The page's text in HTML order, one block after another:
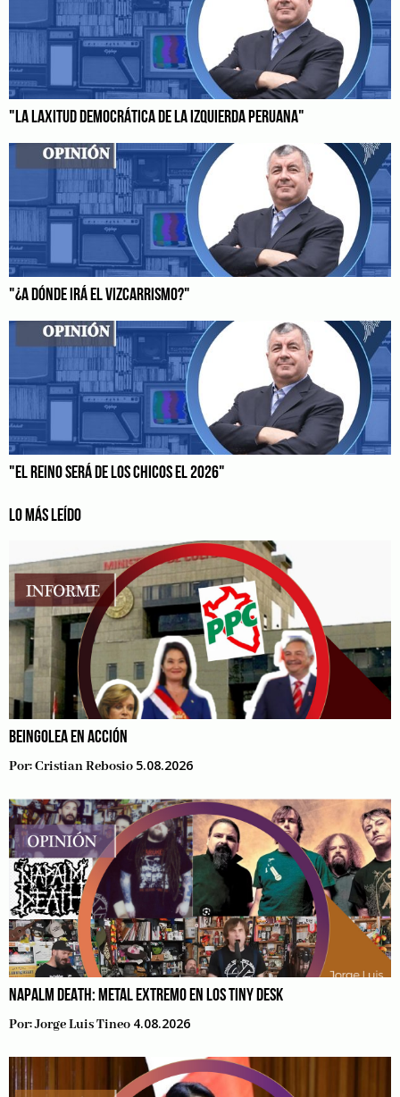
"LA LAXITUD DEMOCRÁTICA DE LA IZQUIERDA PERUANA"
"¿A DÓNDE IRÁ EL VIZCARRISMO?"
"EL REINO SERÁ DE LOS CHICOS EL 2026"
LO MÁS LEÍDO
BEINGOLEA EN ACCIÓN
Por:Cristian Rebosio 5.08.2026
NAPALM DEATH: METAL EXTREMO EN LOS TINY DESK
Por:Jorge Luis Tineo 4.08.2026